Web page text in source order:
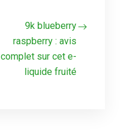
9k blueberry
raspberry : avis
complet sur cet e-
liquide fruité